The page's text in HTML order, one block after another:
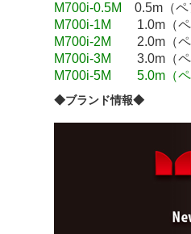
M700i-0.5M
0.5m（ペ
M700i-1M
1.0m（ペ
M700i-2M
2.0m（ペ
M700i-3M
3.0m（ペ
M700i-5M
5.0m（ペ
◆ブランド情報◆